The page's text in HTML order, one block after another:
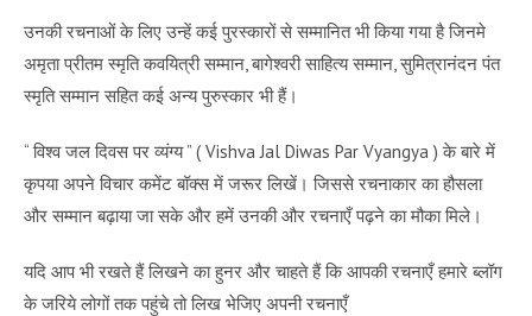
उनकी रचनाओं के लिए उन्हें कई पुरस्कारों से सम्मानित भी किया गया है जिनमे
अमृता प्रीतम स्मृति कवयित्री सम्मान, बागेश्वरी साहित्य सम्मान, सुमित्रानंदन पंत
स्मृति सम्मान सहित कई अन्य पुरुस्कार भी हैं।
“ विश्व जल दिवस पर व्यंग्य ” ( Vishva Jal Diwas Par Vyangya ) के बारे में
कृपया अपने विचार कमेंट बॉक्स में जरूर लिखें। जिससे रचनाकार का हौसला
और सम्मान बढ़ाया जा सके और हमें उनकी और रचनाएँ पढ़ने का मौका मिले।
यदि आप भी रखते हैं लिखने का हुनर और चाहते हैं कि आपकी रचनाएँ हमारे ब्लॉग
के जरिये लोगों तक पहुंचे तो लिख भेजिए अपनी रचनाएँ